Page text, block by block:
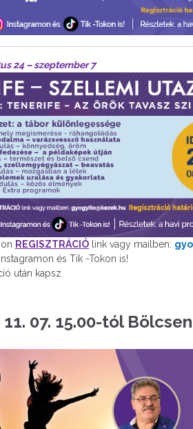
24 – szeptember 7
REGISZTRÁCIÓ link vagy mailben:
és Tik -Tokon is!
után kapsz
11. 07. 15.00-tól